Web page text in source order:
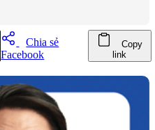
Chia sẻ
Facebook
Copy
link